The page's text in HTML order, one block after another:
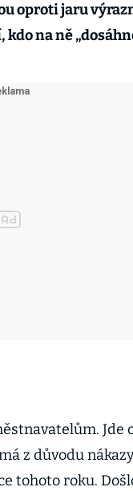
oproti jaru
na ně
Jde
z důvodu
tohoto roku.